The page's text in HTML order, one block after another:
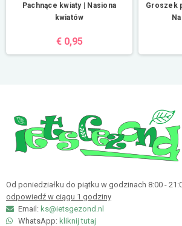
Pachnące kwiaty | Nasiona
kwiatów
€ 0,95
Groszek
Od poniedziałku do piątku w godzinach 8:00 -
odpowiedź w ciągu 1 godziny
Email: ks@ietsgezond.nl
WhatsApp: kliknij tutaj